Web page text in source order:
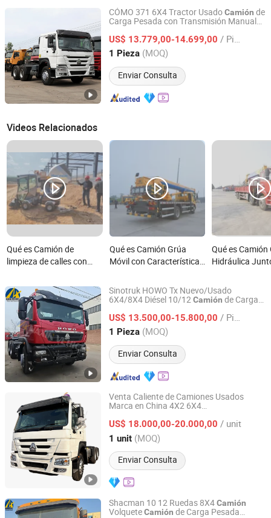
CÓMO 371 6X4 Tractor UsadoCamión de
Carga Pesada con Transmisión Manual
US$ 13.779,00-14.699,00 / Pieza
1 Pieza (MOQ)
Enviar Consulta
Liangshan Shuning Automobile Trading Co., Ltd.
Shandong, China Desde 2025
Videos Relacionados
Qué es Camión de
limpieza de calles con
fábrica
Qué es Camión Grúa
Móvil con Características
Operaciones Eficientes
Qué es Camión
Hidráulica
Dobles
Sinotruk HOWO Tx Nuevo/Usado
6X4/8X4 Diésel 10/12Camión de Carga
de Concreto Tractora Volquete Volteo
Minería Dumper
US$ 13.500,00-15.800,00 / Pieza
1 Pieza (MOQ)
Enviar Consulta
Shandong Lujun Naxin International Trade Co., Ltd.
Shandong, China Desde 2022
Venta Caliente de Camiones Usados
Marca en China 4X2 6X4
Izquierda Derecha Profesional de Larga
Distancia Remanufacturado HOWO 6X4
CamiónTractores
US$ 18.000,00-20.000,00 / unit
1 unit (MOQ)
Enviar Consulta
Hica Vehicles (Shandong) Co., Ltd.
Shandong, China Desde 2025
Shacman 10 12 Ruedas 8X4Camión
VolqueteCamión de Carga Pesada